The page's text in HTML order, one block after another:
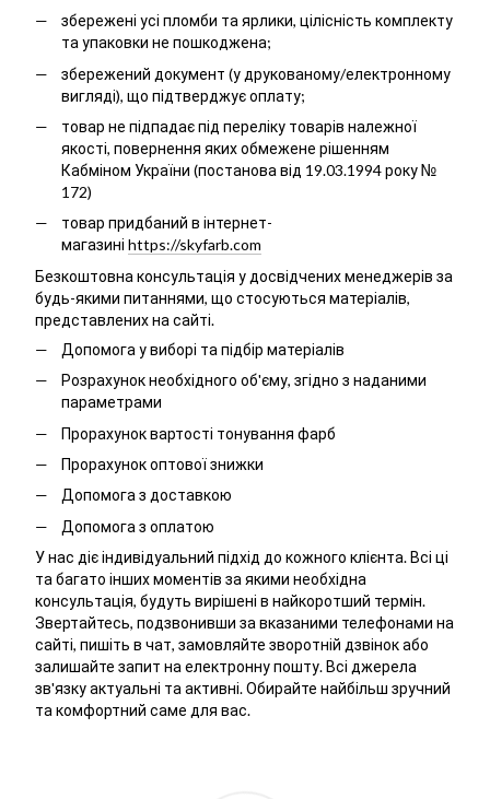
збережені усі пломби та ярлики, цілісність комплекту
та упаковки не пошкоджена;
збережений документ (у друкованому/електронному
вигляді), що підтверджує оплату;
товар не підпадає під переліку товарів належної
якості, повернення яких обмежене рішенням
Кабміном України (постанова від 19.03.1994 року №
172)
товар придбаний в інтернет-
магазині https://skyfarb.com
Безкоштовна консультація у досвідчених менеджерів за
будь-якими питаннями, що стосуються матеріалів,
представлених на сайті.
Допомога у виборі та підбір матеріалів
Розрахунок необхідного об'єму, згідно з наданими
параметрами
Прорахунок вартості тонування фарб
Прорахунок оптової знижки
Допомога з доставкою
Допомога з оплатою
У нас діє індивідуальний підхід до кожного клієнта. Всі ці
та багато інших моментів за якими необхідна
консультація, будуть вирішені в найкоротший термін.
Звертайтесь, подзвонивши за вказаними телефонами на
сайті, пишіть в чат, замовляйте зворотній дзвінок або
залишайте запит на електронну пошту. Всі джерела
зв'язку актуальні та активні. Обирайте найбільш зручний
та комфортний саме для вас.